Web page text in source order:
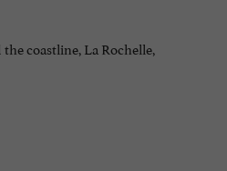
the coastline, La Rochelle,